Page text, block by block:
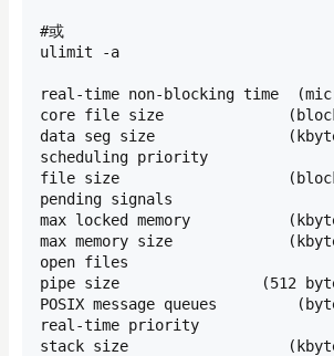
#或
ulimit -a
real-time non-blocking time
core file size
data seg size
scheduling priority
file size
pending signals
max locked memory
max memory size
open files
pipe size                (512
POSIX message queues
real-time priority
stack size